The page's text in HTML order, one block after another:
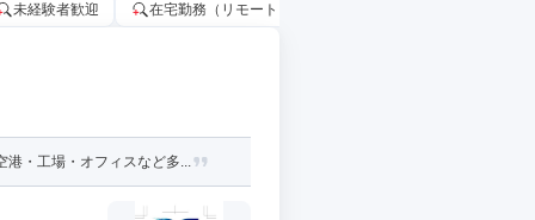
未経験者歓迎 在宅勤務（リモートワーク）OK
港・工場・オフィスなど多...